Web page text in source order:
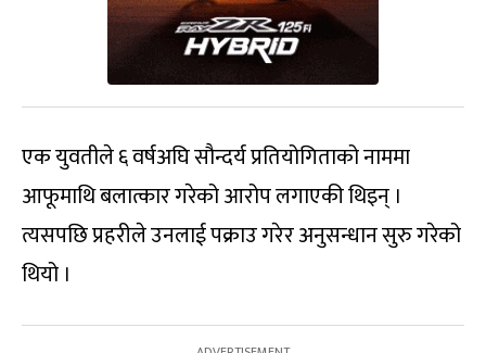
एक युवतीले ६ वर्षअघि सौन्दर्य प्रतियोगिताको नाममा
आफूमाथि बलात्कार गरेको आरोप लगाएकी थिइन् ।
त्यसपछि प्रहरीले उनलाई पक्राउ गरेर अनुसन्धान सुरु गरेको
थियो ।